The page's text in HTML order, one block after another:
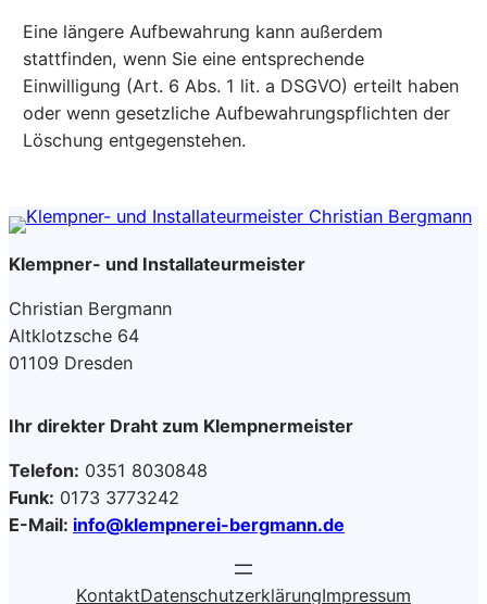
Eine längere Aufbewahrung kann außerdem
stattfinden, wenn Sie eine entsprechende
Einwilligung (Art. 6 Abs. 1 lit. a DSGVO) erteilt haben
oder wenn gesetzliche Aufbewahrungspflichten der
Löschung entgegenstehen.
Klempner- und Installateurmeister
Christian Bergmann
Altklotzsche 64
01109 Dresden
Ihr direkter Draht zum Klempnermeister
Telefon: 0351 8030848
Funk: 0173 3773242
E-Mail: info@klempnerei-bergmann.de
KontaktDatenschutzerklärungImpressum